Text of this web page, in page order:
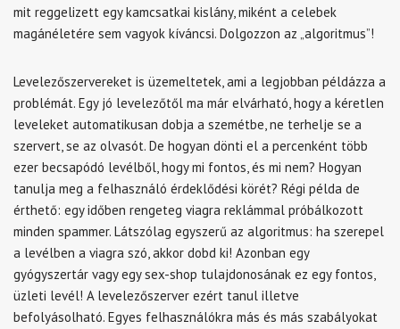
mit reggelizett egy kamcsatkai kislány, miként a celebek
magánéletére sem vagyok kíváncsi. Dolgozzon az „algoritmus”!
Levelezőszervereket is üzemeltetek, ami a legjobban példázza a
problémát. Egy jó levelezőtől ma már elvárható, hogy a kéretlen
leveleket automatikusan dobja a szemétbe, ne terhelje se a
szervert, se az olvasót. De hogyan dönti el a percenként több
ezer becsapódó levélből, hogy mi fontos, és mi nem? Hogyan
tanulja meg a felhasználó érdeklődési körét? Régi példa de
érthető: egy időben rengeteg viagra reklámmal próbálkozott
minden spammer. Látszólag egyszerű az algoritmus: ha szerepel
a levélben a viagra szó, akkor dobd ki! Azonban egy
gyógyszertár vagy egy sex-shop tulajdonosának ez egy fontos,
üzleti levél! A levelezőszerver ezért tanul illetve
befolyásolható. Egyes felhasználókra más és más szabályokat